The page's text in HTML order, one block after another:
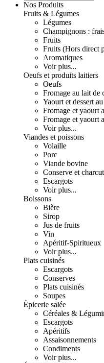
Nos Produits
Fruits & Légumes
Légumes
Champignons :
Fruits
Fruits (Hors direct
Aromatiques
Voir plus...
Oeufs et produits laitiers
Oeufs
Fromage au lait de
Yaourt et dessert
Fromage et yaourt
Fromage et yaourt
Voir plus...
Viandes et poissons
Volaille
Porc
Viande bovine
Conserve et
Escargots
Voir plus...
Boissons
Bière
Sirop
Jus de fruits
Vin
Apéritif-Spiritueux
Voir plus...
Plats cuisinés
Escargots
Conserves
Plats cuisinés
Soupes
Épicerie salée
Céréales &
Escargots
Apéritifs
Assaisonnements
Condiments
Voir plus...